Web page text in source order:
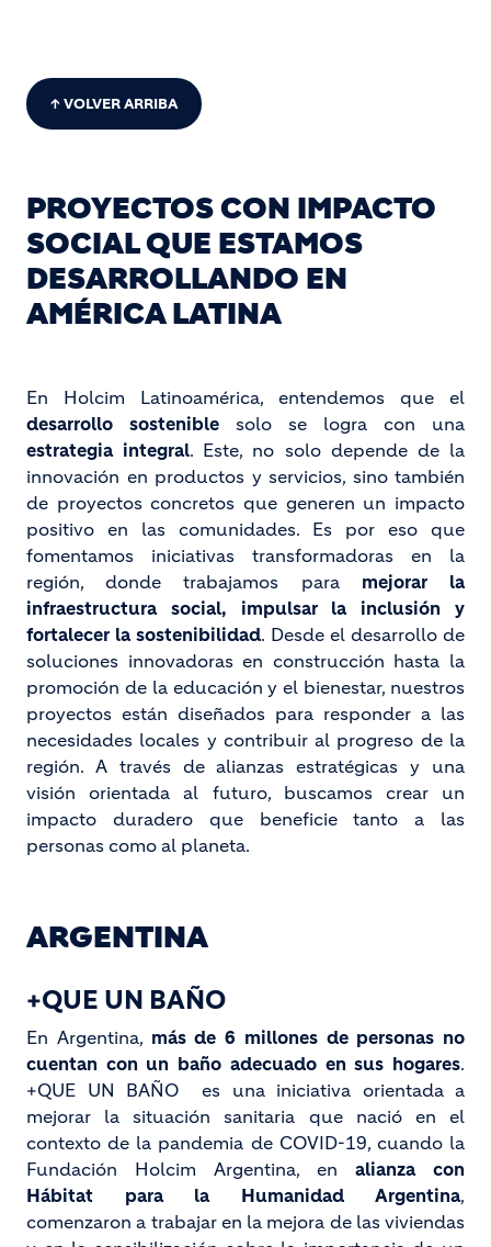
↑ VOLVER ARRIBA
PROYECTOS CON IMPACTO
SOCIAL QUE ESTAMOS
DESARROLLANDO EN
AMÉRICA LATINA
En Holcim Latinoamérica, entendemos que el
desarrollo sostenible solo se logra con una
estrategia integral. Este, no solo depende de la
innovación en productos y servicios, sino también
de proyectos concretos que generen un impacto
positivo en las comunidades. Es por eso que
fomentamos iniciativas transformadoras en la
región, donde trabajamos para mejorar la
infraestructura social, impulsar la inclusión y
fortalecer la sostenibilidad. Desde el desarrollo de
soluciones innovadoras en construcción hasta la
promoción de la educación y el bienestar, nuestros
proyectos están diseñados para responder a las
necesidades locales y contribuir al progreso de la
región. A través de alianzas estratégicas y una
visión orientada al futuro, buscamos crear un
impacto duradero que beneficie tanto a las
personas como al planeta.
ARGENTINA
+QUE UN BAÑO
En Argentina, más de 6 millones de personas no
cuentan con un baño adecuado en sus hogares.
+QUE UN BAÑO es una iniciativa orientada a
mejorar la situación sanitaria que nació en el
contexto de la pandemia de COVID-19, cuando la
Fundación Holcim Argentina, en alianza con
Hábitat para la Humanidad Argentina,
comenzaron a trabajar en la mejora de las viviendas